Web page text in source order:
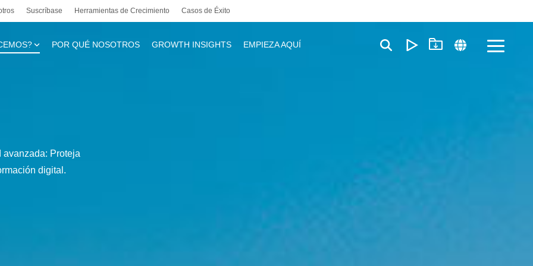
Suscríbase Herramientas de Crecimiento Casos de Éxito
POR QUÉ NOSOTROS GROWTH INSIGHTS EMPIEZA AQUÍ
Toggle
Proteja
digital.